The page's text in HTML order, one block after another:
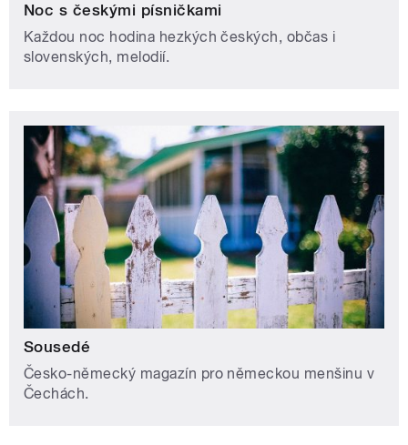
Noc s českými písničkami
Každou noc hodina hezkých českých, občas i
slovenských, melodií.
Sousedé
Česko-německý magazín pro německou menšinu v
Čechách.